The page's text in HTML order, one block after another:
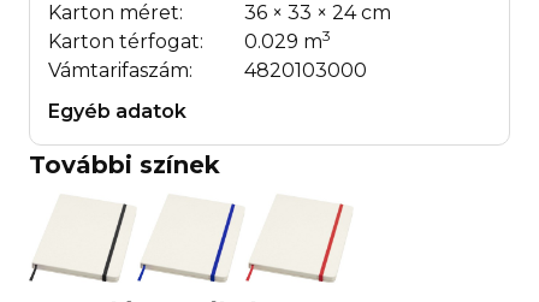
Karton méret:
36 × 33 × 24 cm
Karton térfogat:
0.029 m3
Vámtarifaszám:
4820103000
Egyéb adatok
További színek